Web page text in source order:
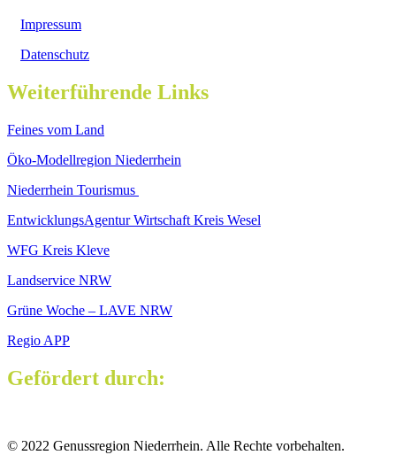
Impressum
Datenschutz
Weiterführende Links
Feines vom Land
Öko-Modellregion Niederrhein
Niederrhein Tourismus
EntwicklungsAgentur Wirtschaft Kreis Wesel
WFG Kreis Kleve
Landservice NRW
Grüne Woche – LAVE NRW
Regio APP
Gefördert durch:
© 2022 Genussregion Niederrhein. Alle Rechte vorbehalten.